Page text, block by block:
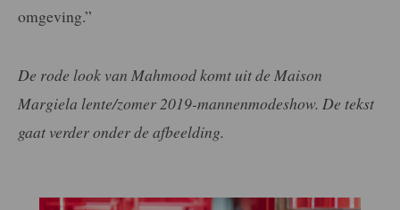
omgeving.”
De rode look van Mahmood komt uit de Maison
Margiela lente/zomer 2019-mannenmodeshow. De tekst
gaat verder onder de afbeelding.